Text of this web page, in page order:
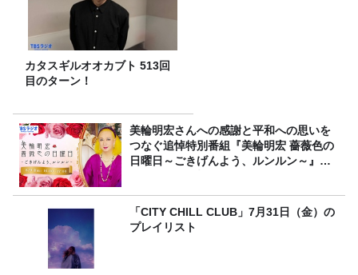
カタスギルオオカブト 513回
目のターン！
美輪明宏さんへの感謝と平和への思いを
つなぐ追悼特別番組『美輪明宏 薔薇色の
日曜日～ごきげんよう、ルンルン～』
「CITY CHILL CLUB」7月31日（金）の
プレイリスト